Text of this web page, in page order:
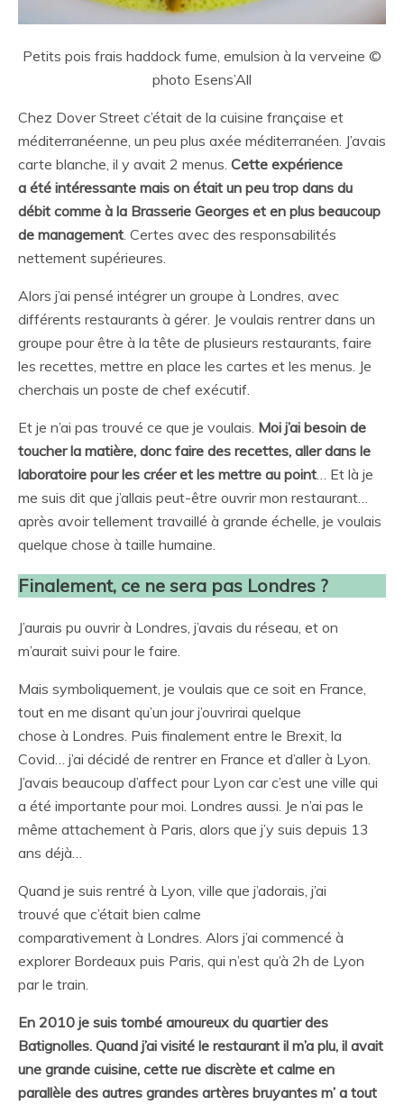
Petits pois frais haddock fume, emulsion à la verveine ©
photo Esens’All
Chez Dover Street c’était de la cuisine française et
méditerranéenne, un peu plus axée méditerranéen. J’avais
carte blanche, il y avait 2 menus. Cette expérience
a été intéressante mais on était un peu trop dans du
débit comme à la Brasserie Georges et en plus beaucoup
de management . Certes avec des responsabilités
nettement supérieures.
Alors j’ai pensé intégrer un groupe à Londres, avec
différents restaurants à gérer. Je voulais rentrer dans un
groupe pour être à la tête de plusieurs restaurants, faire
les recettes, mettre en place les cartes et les menus. Je
cherchais un poste de chef exécutif.
Et je n’ai pas trouvé ce que je voulais. Moi j’ai besoin de
toucher la matière, donc faire des recettes, aller dans le
laboratoire pour les créer et les mettre au point … Et là je
me suis dit que j’allais peut-être ouvrir mon restaurant…
après avoir tellement travaillé à grande échelle, je voulais
quelque chose à taille humaine.
Finalement, ce ne sera pas Londres ?
J’aurais pu ouvrir à Londres, j’avais du réseau, et on
m’aurait suivi pour le faire.
Mais symboliquement, je voulais que ce soit en France,
tout en me disant qu’un jour j’ouvrirai quelque
chose à Londres. Puis finalement entre le Brexit, la
Covid… j’ai décidé de rentrer en France et d’aller à Lyon.
J’avais beaucoup d’affect pour Lyon car c’est une ville qui
a été importante pour moi. Londres aussi. Je n’ai pas le
même attachement à Paris, alors que j’y suis depuis 13
ans déjà…
Quand je suis rentré à Lyon, ville que j’adorais, j’ai
trouvé que c’était bien calme
comparativement à Londres. Alors j’ai commencé à
explorer Bordeaux puis Paris, qui n’est qu’à 2h de Lyon
par le train.
En 2010 je suis tombé amoureux du quartier des
Batignolles. Quand j’ai visité le restaurant il m’a plu, il avait
une grande cuisine, cette rue discrète et calme en
parallèle des autres grandes artères bruyantes m’ a tout